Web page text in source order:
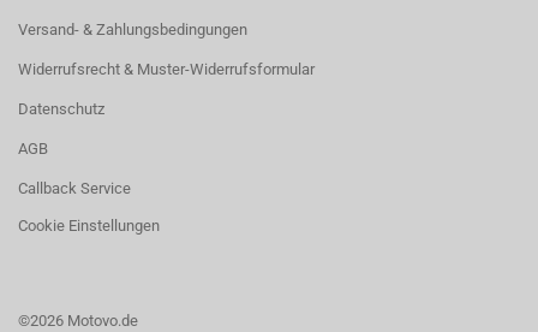
Versand- & Zahlungsbedingungen
Widerrufsrecht & Muster-Widerrufsformular
Datenschutz
AGB
Callback Service
Cookie Einstellungen
©2026 Motovo.de